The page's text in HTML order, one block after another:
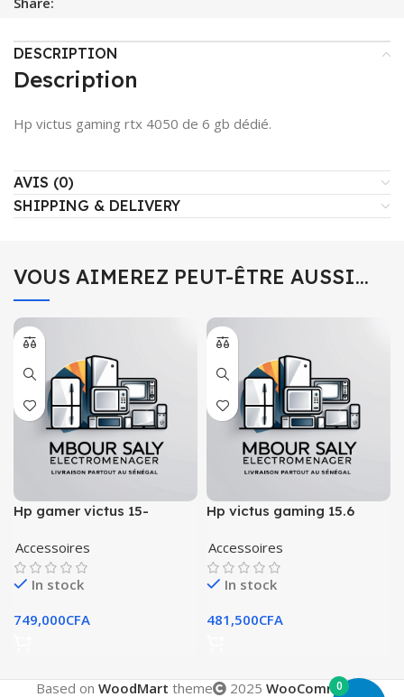
DESCRIPTION
Description
Hp victus gaming rtx 4050 de 6 gb dédié.
AVIS (0)
SHIPPING & DELIVERY
VOUS AIMEREZ PEUT-ÊTRE AUSSI…
Hp gamer victus 15-
Accessoires
In stock
749,000CFA
Hp victus gaming 15.6
512
Accessoires
In stock
481,500CFA
Based on WoodMart theme 2025 WooCommerce
0